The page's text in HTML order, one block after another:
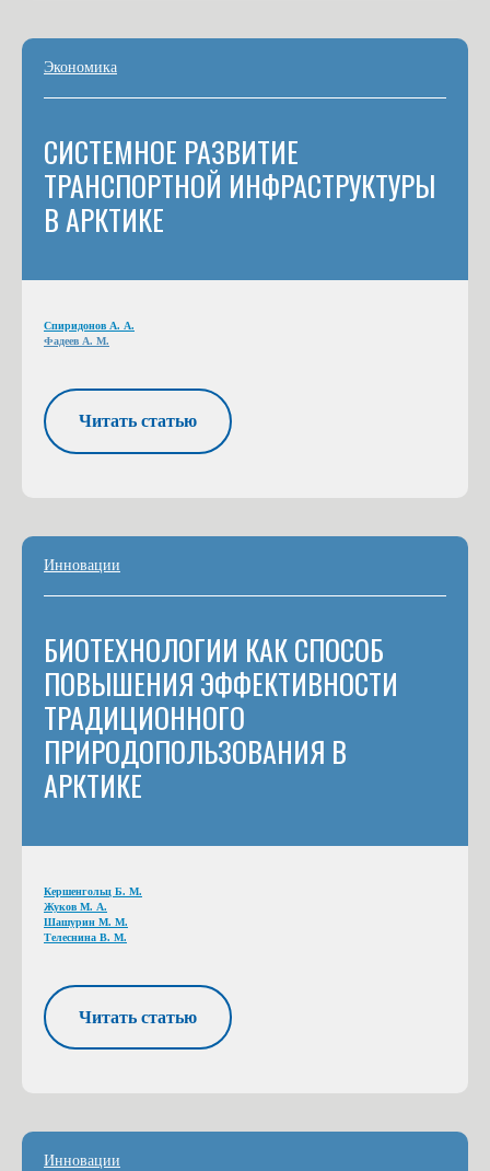
Экономика
СИСТЕМНОЕ РАЗВИТИЕ
ТРАНСПОРТНОЙ ИНФРАСТРУКТУРЫ
В АРКТИКЕ
Спиридонов А. А.
Фадеев А. М.
Читать статью
Инновации
БИОТЕХНОЛОГИИ КАК СПОСОБ
ПОВЫШЕНИЯ ЭФФЕКТИВНОСТИ
ТРАДИЦИОННОГО
ПРИРОДОПОЛЬЗОВАНИЯ В
АРКТИКЕ
Кершенгольц Б. М.
Жуков М. А.
Шашурин М. М.
Телеснина В. М.
Читать статью
Инновации